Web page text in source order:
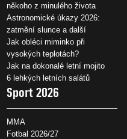
někoho z minulého života
Astronomické úkazy 2026:
zatmění slunce a další
Jak obléci miminko při
vysokých teplotách?
Jak na dokonalé letní mojito
6 lehkých letních salátů
Sport 2026
MMA
Fotbal 2026/27